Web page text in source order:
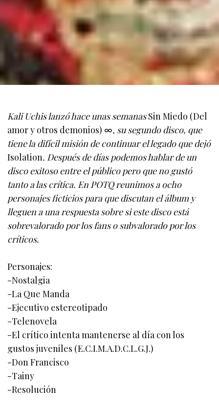
Kali Uchis lanzó hace unas semanasSin Miedo (Del
amor y otros demonios) ∞, su segundo disco, que
tiene la difícil misión de continuar el legado que dejó
Isolation. Después de días podemos hablar de un
disco exitoso entre el público pero que no gustó
tanto a las crítica. En POTQ reunimos a ocho
personajes ficticios para que discutan el álbum y
lleguen a una respuesta sobre si este disco está
sobrevalorado por los fans o subvalorado por los
críticos.
Personajes:
-Nostalgia
-La Que Manda
-Ejecutivo estereotipado
-Telenovela
-El crítico intenta mantenerse al día con los
gustos juveniles (E.C.I.M.A.D.C.L.G.J.)
-Don Francisco
-Tainy
-Resolución